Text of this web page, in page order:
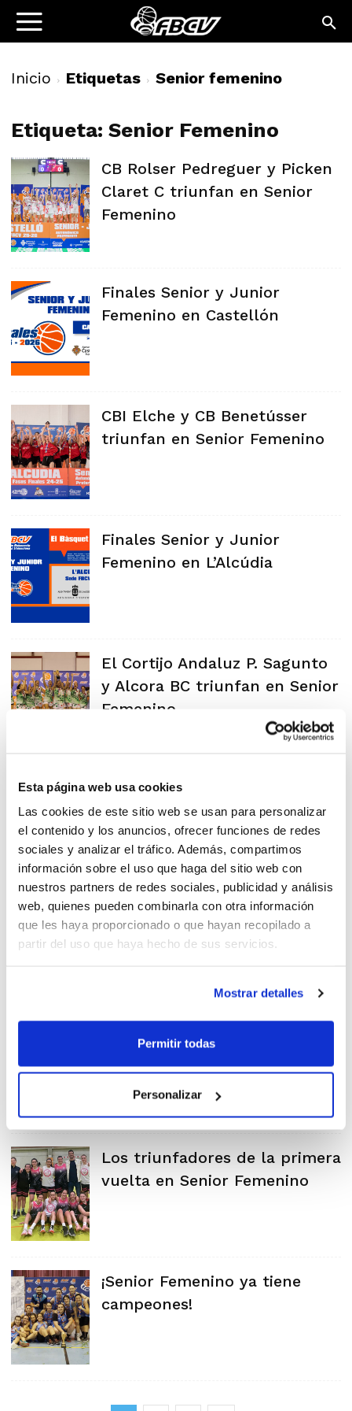
Esta página web usa cookies
Las cookies de este sitio web se usan para personalizar
el contenido y los anuncios, ofrecer funciones de redes
sociales y analizar el tráfico. Además, compartimos
información sobre el uso que haga del sitio web con
nuestros partners de redes sociales, publicidad y análisis
web, quienes pueden combinarla con otra información
que les haya proporcionado o que hayan recopilado a
partir del uso que haya hecho de sus servicios.
Mostrar detalles
Permitir todas
Personalizar
Inicio Etiquetas Senior femenino
Etiqueta: Senior Femenino
CB Rolser Pedreguer y Picken
Claret C triunfan en Senior
Femenino
Finales Senior y Junior
Femenino en Castellón
CBI Elche y CB Benetússer
triunfan en Senior Femenino
Finales Senior y Junior
Femenino en L’Alcúdia
El Cortijo Andaluz P. Sagunto
y Alcora BC triunfan en Senior
Femenino
Finales Senior Femenino en
Agost
Agost da la bienvenida a las
Finales Senior y Junior
Femenino
Senior Femenino inicia el
Los triunfadores de la primera
vuelta en Senior Femenino
¡Senior Femenino ya tiene
campeones!